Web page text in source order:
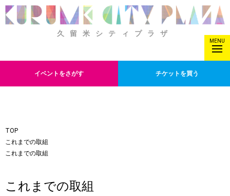
久留米シティプラザ
MENU
イベントをさがす チケットを買う
TOP
これまでの取組
これまでの取組
これまでの取組